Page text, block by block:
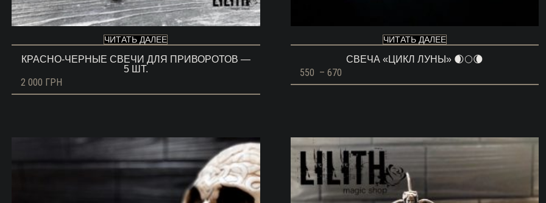
ЧИТАТЬ ДАЛЕЕ
КРАСНО-ЧЕРНЫЕ СВЕЧИ ДЛЯ ПРИВОРОТОВ —
5 ШТ.
2 000 ГРН
ЧИТАТЬ ДАЛЕЕ
СВЕЧА «ЦИКЛ ЛУНЫ» 🌒🌕🌘
550 – 670
цен: